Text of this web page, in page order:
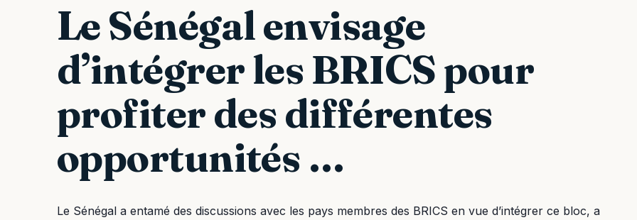
Le Sénégal envisage
d’intégrer les BRICS pour
profiter des différentes
opportunités …
Le Sénégal a entamé des discussions avec les pays membres des BRICS en vue d’intégrer ce bloc, a